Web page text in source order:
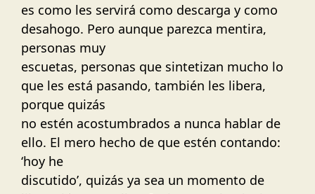
es como les servirá como descarga y como
desahogo. Pero aunque parezca mentira,
personas muy
escuetas, personas que sintetizan mucho lo
que les está pasando, también les libera,
porque quizás
no estén acostumbrados a nunca hablar de
ello. El mero hecho de que estén contando:
‘hoy he
discutido’, quizás ya sea un momento de